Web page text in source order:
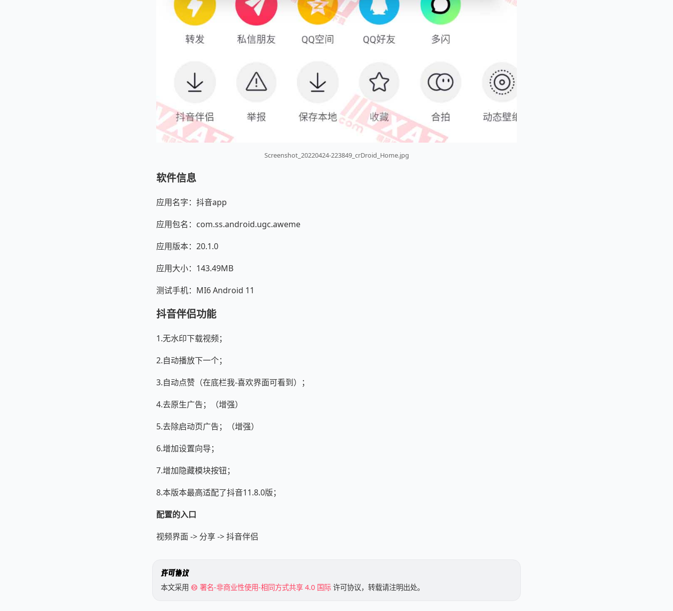
Screenshot_20220424-223849_crDroid_Home.jpg
软件信息
应用名字：抖音app
应用包名：com.ss.android.ugc.aweme
应用版本：20.1.0
应用大小：143.49MB
测试手机：MI6 Android 11
抖音伴侣功能
1.无水印下载视频；
2.自动播放下一个；
3.自动点赞（在底栏我-喜欢界面可看到）；
4.去原生广告；（增强）
5.去除启动页广告；（增强）
6.增加设置向导；
7.增加隐藏模块按钮；
8.本版本最高适配了抖音11.8.0版；
配置的入口
视频界面 -> 分享 -> 抖音伴侣
许可协议
本文采用 署名-非商业性使用-相同方式共享 4.0 国际 许可协议，转载请注明出处。